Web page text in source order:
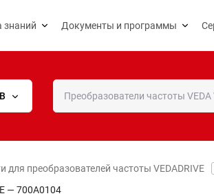
знаний Документы и программы
для преобразователей частоты VEDADRIVE
— 700A0104